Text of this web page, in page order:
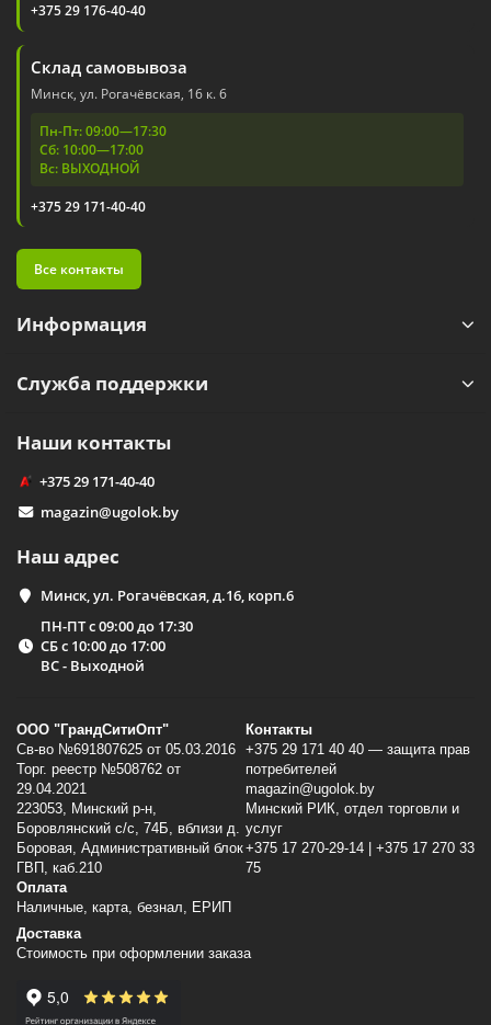
+375 29 176-40-40
Склад самовывоза
Минск, ул. Рогачёвская, 16 к. 6
Пн-Пт: 09:00—17:30
Сб: 10:00—17:00
Вс: ВЫХОДНОЙ
+375 29 171-40-40
Все контакты
Информация
Служба поддержки
Наши контакты
+375 29 171-40-40
magazin@ugolok.by
Наш адрес
Минск, ул. Рогачёвская, д.16, корп.6
ПН-ПТ с 09:00 до 17:30
СБ с 10:00 до 17:00
ВС - Выходной
ООО "ГрандСитиОпт"
Св-во №691807625 от 05.03.2016
Торг. реестр №508762 от
29.04.2021
223053, Минский p-н,
Боровлянский с/с, 74Б, вблизи д.
Боровая, Административный блок
ГВП, каб.210
Контакты
+375 29 171 40 40 — защита прав
потребителей
magazin@ugolok.by
Минский РИК, отдел торговли и
услуг
+375 17 270-29-14 | +375 17 270 33
75
Оплата
Наличные, карта, безнал, ЕРИП
Доставка
Стоимость при оформлении заказа